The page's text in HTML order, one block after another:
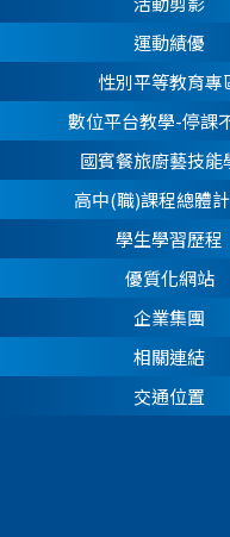
運動績優
性別平等教育專
數位平台教學-停課
國賓餐旅廚藝技能
高中(職)課程總體
學生學習歷程
優質化網站
企業集團
相關連結
交通位置